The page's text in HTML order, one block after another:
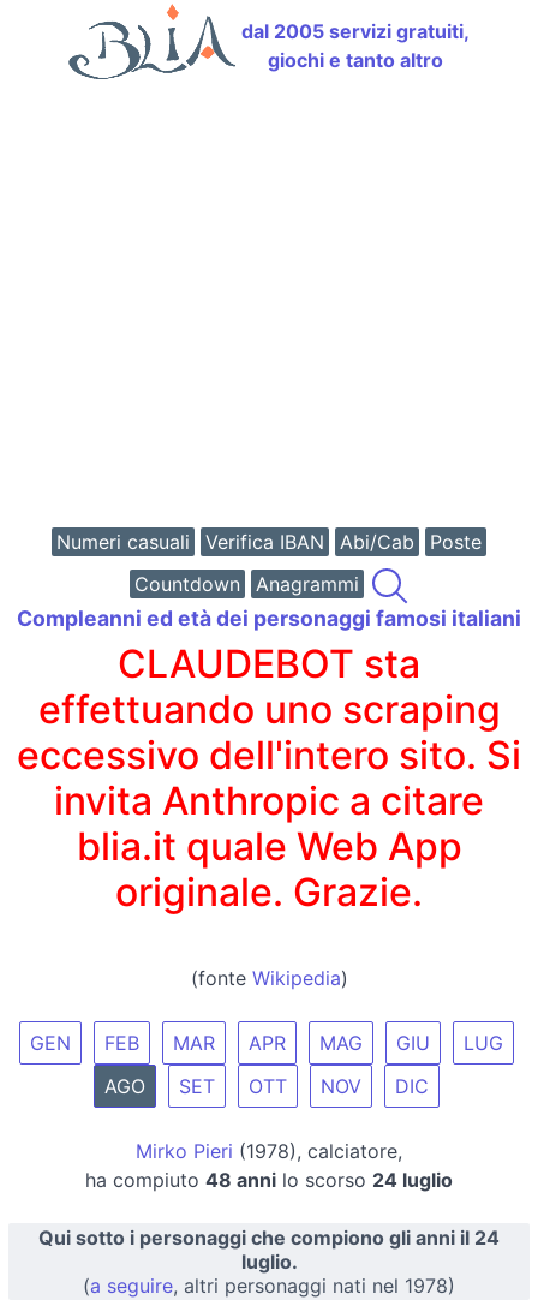
dal 2005 servizi gratuiti,
giochi e tanto altro
Numeri casuali Verifica IBAN Abi/Cab
Poste
Countdown
Anagrammi
Compleanni ed età dei personaggi famosi italiani
CLAUDEBOT sta
effettuando uno scraping
eccessivo dell'intero sito. Si
invita Anthropic a citare
blia.it quale Web App
originale. Grazie.
(fonte Wikipedia)
GEN FEB MAR APR MAG GIU
LUG
AGO
SET OTT NOV DIC
Mirko Pieri (1978), calciatore,
ha compiuto 48 anni lo scorso 24 luglio
Qui sotto i personaggi che compiono gli anni il 24
luglio.
(a seguire, altri personaggi nati nel 1978)